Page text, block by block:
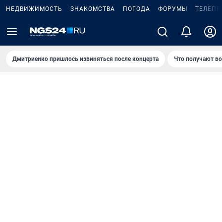
НЕДВИЖИМОСТЬ ЗНАКОМСТВА ПОГОДА ФОРУМЫ
Дмитриенко пришлось извиняться после концертa Что получают